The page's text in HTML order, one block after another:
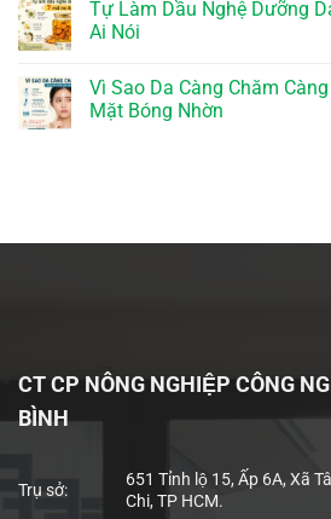
Tự Làm Dầu Nghệ Dưỡng
Ai Nói
Vì Sao Da Càng Chăm
Mặt Bóng Nhờn
CT CP NÔNG NGHIỆP CÔNG
BÌNH
Trụ sở:
651 Tỉnh lộ 15, Ấp 6A, Xã
Chi, TP HCM.